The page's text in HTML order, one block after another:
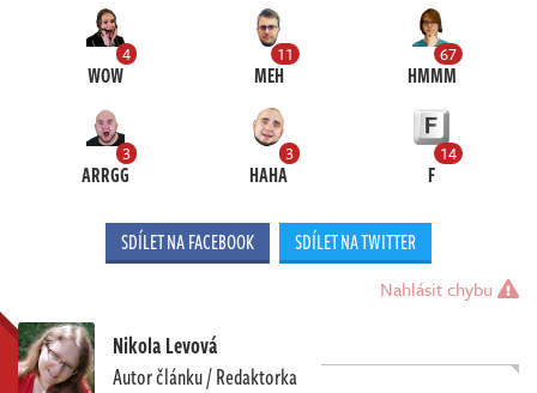
4
WOW
11
MEH
67
HMMM
3
ARRGG
3
HAHA
14
F
SDÍLET NA FACEBOOK SDÍLET NA TWITTER
Nahlásit chybu
Nikola Levová
Autor článku / Redaktorka